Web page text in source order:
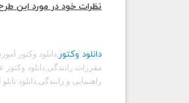
نظرات خود در مورد این
دانلود وکتور,دانلود وکتور
مقررات رانندگی,دانلود وکتور
راهنمایی و رانندگی,دانلود